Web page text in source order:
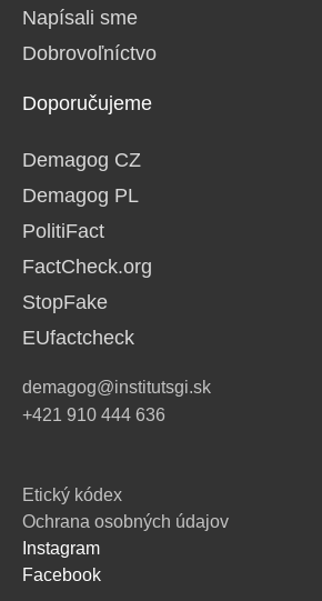
Napísali sme
Dobrovoľníctvo
Doporučujeme
Demagog CZ
Demagog PL
PolitiFact
FactCheck.org
StopFake
EUfactcheck
demagog@institutsgi.sk
+421 910 444 636
Etický kódex
Ochrana osobných údajov
Instagram
Facebook